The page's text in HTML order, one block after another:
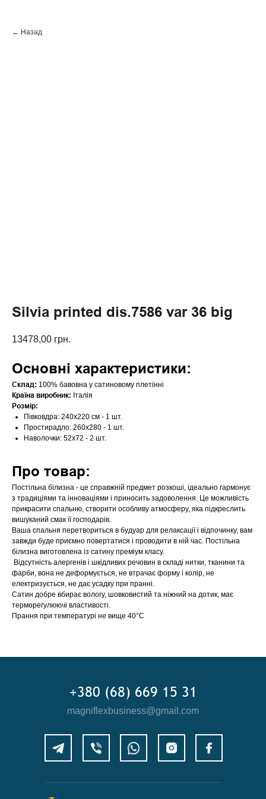
← Назад
Silvia printed dis.7586 var 36 big
13478,00 грн.
Основні характеристики:
Склад: 100% бавовна у сатиновому плетінні
Країна виробник: Італія
Розмір:
Півковдра: 240х220 см - 1 шт.
Простирадло: 260х280 - 1 шт.
Наволочки: 52х72 - 2 шт.
Про товар:
Постільна білизна - це справжній предмет розкоші, ідеально гармонує
з традиціями та інноваціями і приносить задоволення. Це можливість
прикрасити спальню, створити особливу атмосферу, яка підкреслить
вишуканий смак її господарів.
Ваша спальня перетвориться в будуар для релаксації і відпочинку, вам
завжди буде приємно повертатися і проводити в ній час. Постільна
білизна виготовлена із сатину преміум класу.
Відсутність алергенів і шкідливих речовин в складі нитки, тканини та
фарби, вона не деформується, не втрачає форму і колір, не
електризується, не дає усадку при пранні.
Сатин добре вбирає вологу, шовковистий та ніжний на дотик, має
терморегулюючі властивості.
Прання при температурі не вище 40°C
+380 (68) 669 15 31
magniflexbusiness@gmail.com